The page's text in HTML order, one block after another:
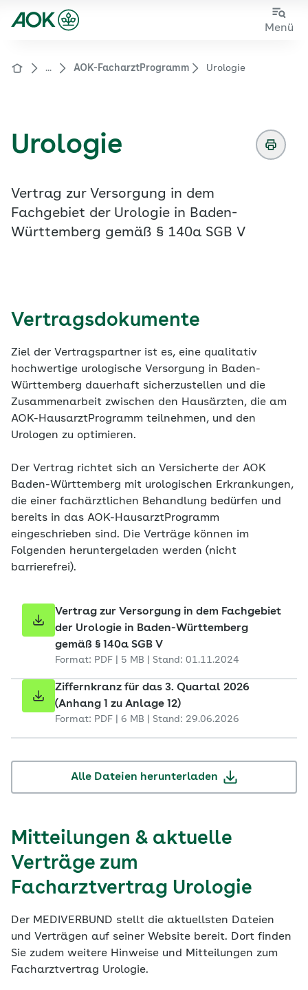
Sie sehen die Seite der
Zum
Zur
Menü
Zur Startseite von der Website aok.de/gp
... AOK-FacharztProgramm Urologie
Urologie
Vertrag zur Versorgung in dem
Fachgebiet der Urologie in Baden-
Württemberg gemäß § 140a SGB V
Vertragsdokumente
Ziel der Vertragspartner ist es, eine qualitativ
hochwertige urologische Versorgung in Baden-
Württemberg dauerhaft sicherzustellen und die
Zusammenarbeit zwischen den Hausärzten, die am
AOK-HausarztProgramm teilnehmen, und den
Urologen zu optimieren.
Der Vertrag richtet sich an Versicherte der AOK
Baden-Württemberg mit urologischen Erkrankungen,
die einer fachärztlichen Behandlung bedürfen und
bereits in das AOK-HausarztProgramm
eingeschrieben sind. Die Verträge können im
Folgenden heruntergeladen werden (nicht
barrierefrei).
Vertrag zur Versorgung in dem Fachgebiet
der Urologie in Baden-Württemberg
gemäß § 140a SGB V
Format: PDF | 5 MB | Stand: 01.11.2024
Ziffernkranz für das 3. Quartal 2026
(Anhang 1 zu Anlage 12)
Format: PDF | 6 MB | Stand: 29.06.2026
Alle Dateien herunterladen
Mitteilungen & aktuelle
Verträge zum
Facharztvertrag Urologie
Der MEDIVERBUND stellt die aktuellsten Dateien
und Verträgen auf seiner Website bereit. Dort finden
Sie zudem weitere Hinweise und Mitteilungen zum
Facharztvertrag Urologie.